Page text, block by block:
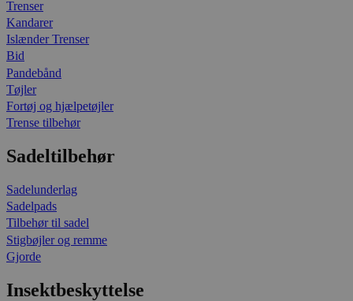
Trenser
Kandarer
Islænder Trenser
Bid
Pandebånd
Tøjler
Fortøj og hjælpetøjler
Trense tilbehør
Sadeltilbehør
Sadelunderlag
Sadelpads
Tilbehør til sadel
Stigbøjler og remme
Gjorde
Insektbeskyttelse